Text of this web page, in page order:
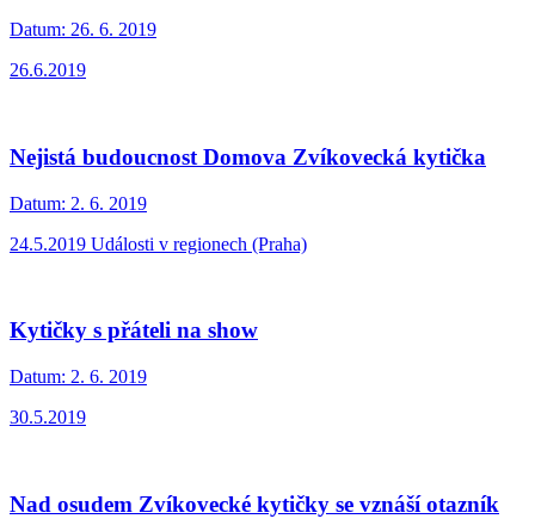
Datum: 26. 6. 2019
26.6.2019
Nejistá budoucnost Domova Zvíkovecká kytička
Datum: 2. 6. 2019
24.5.2019 Události v regionech (Praha)
Kytičky s přáteli na show
Datum: 2. 6. 2019
30.5.2019
Nad osudem Zvíkovecké kytičky se vznáší otazník